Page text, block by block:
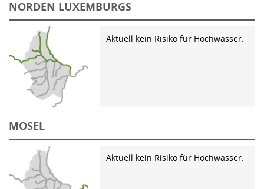
NORDEN LUXEMBURGS
Aktuell kein Risiko für Hochwasser.
MOSEL
Aktuell kein Risiko für Hochwasser.